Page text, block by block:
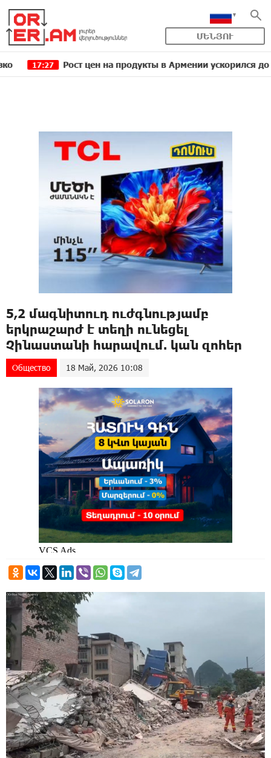
ՄԵՆՅՈՒ
Рост цен на продукты в Армении ускорился до 8,6%:
5,2 մագնիտուդ nւժգնությամբ
երկրաշարժ է տեղի ունեցել
Չինաստանի հարավում. կան զnhեր
Общество 18 Май, 2026 10:08